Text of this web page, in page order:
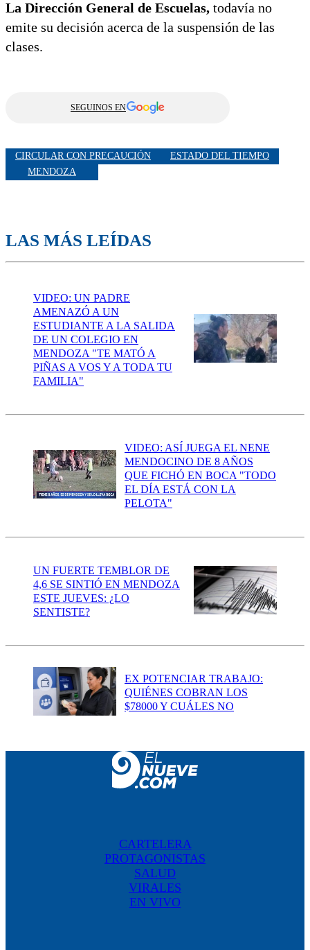
La Dirección General de Escuelas, todavía no
emite su decisión acerca de la suspensión de las
clases.
SEGUINOS EN
CIRCULAR CON PRECAUCIÓN
ESTADO DEL TIEMPO
MENDOZA
LAS MÁS LEÍDAS
VIDEO: UN PADRE
AMENAZÓ A UN
ESTUDIANTE A LA SALIDA
DE UN COLEGIO EN
MENDOZA "TE MATÓ A
PIÑAS A VOS Y A TODA TU
FAMILIA"
VIDEO: ASÍ JUEGA EL NENE
MENDOCINO DE 8 AÑOS
QUE FICHÓ EN BOCA "TODO
EL DÍA ESTÁ CON LA
PELOTA"
UN FUERTE TEMBLOR DE
4,6 SE SINTIÓ EN MENDOZA
ESTE JUEVES: ¿LO
SENTISTE?
EX POTENCIAR TRABAJO:
QUIÉNES COBRAN LOS
$78000 Y CUÁLES NO
CARTELERA
PROTAGONISTAS
SALUD
VIRALES
EN VIVO